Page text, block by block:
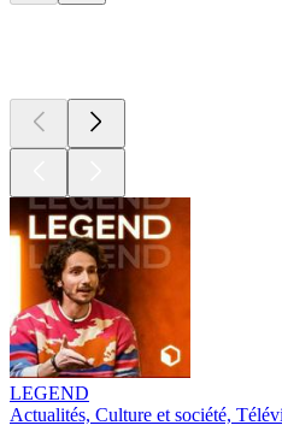
LEGEND
Actualités, Culture et société,